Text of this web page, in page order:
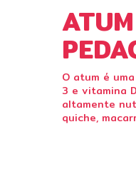
O atum é
3 e vitamina
altamente
quiche,